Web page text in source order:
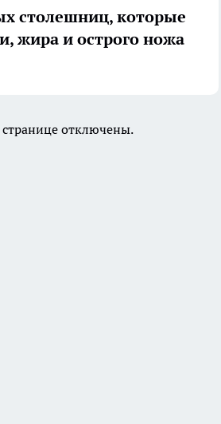
столешниц, которые
жира и острого ножа
отключены.